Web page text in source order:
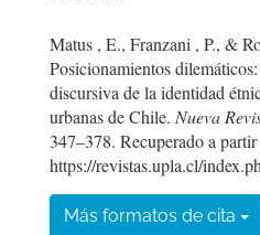
artículo
Matus , E., Franzani , P., &
Posicionamientos
discursiva de la identidad
urbanas de Chile. Nueva
347–378. Recuperado a
https://revistas.upla.cl/
Más formatos de cita